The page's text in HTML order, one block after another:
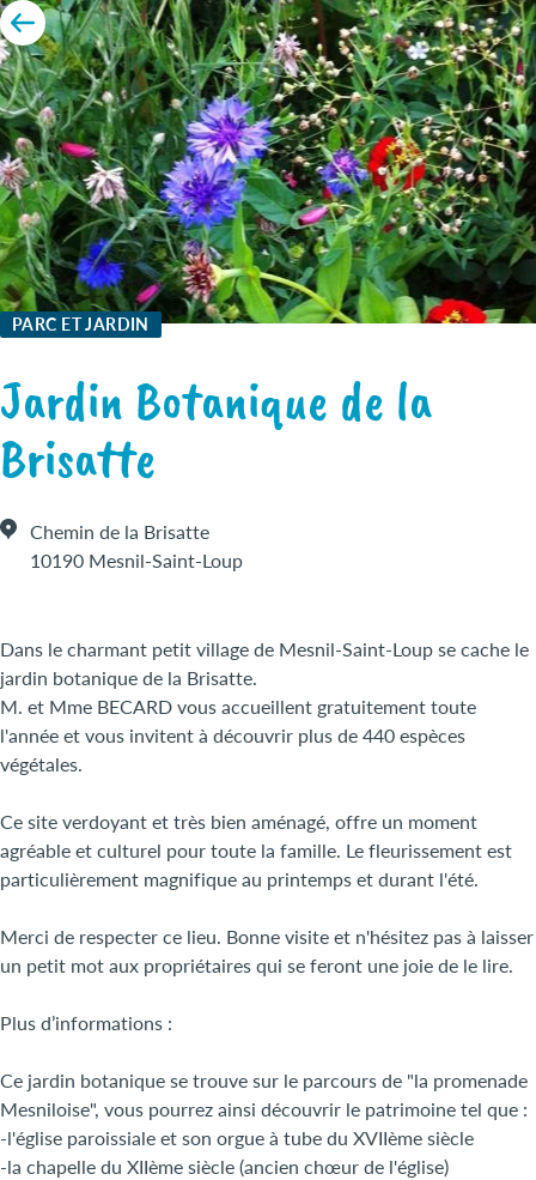
PARC ET JARDIN
Jardin Botanique de la
Brisatte
Chemin de la Brisatte
10190 Mesnil-Saint-Loup
Dans le charmant petit village de Mesnil-Saint-Loup se cache le
jardin botanique de la Brisatte.
M. et Mme BECARD vous accueillent gratuitement toute
l'année et vous invitent à découvrir plus de 440 espèces
végétales.
Ce site verdoyant et très bien aménagé, offre un moment
agréable et culturel pour toute la famille. Le fleurissement est
particulièrement magnifique au printemps et durant l'été.
Merci de respecter ce lieu. Bonne visite et n'hésitez pas à laisser
un petit mot aux propriétaires qui se feront une joie de le lire.
Plus d’informations :
Ce jardin botanique se trouve sur le parcours de "la promenade
Mesniloise", vous pourrez ainsi découvrir le patrimoine tel que :
-l'église paroissiale et son orgue à tube du XVIIème siècle
-la chapelle du XIIème siècle (ancien chœur de l'église)